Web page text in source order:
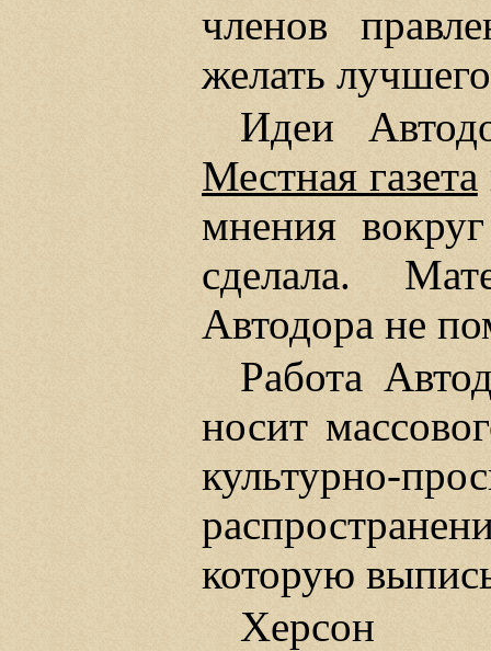
членов
желать
Идеи
Местная газета
мнения
сделала.
Автодора не
Работа
носит
культурно-
которую
Херсон